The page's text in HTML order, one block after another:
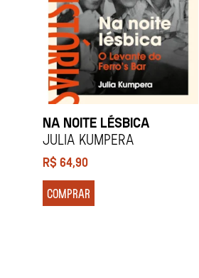
NA NOITE LÉSBICA
Julia Kumpera
R$64,90
COMPRAR